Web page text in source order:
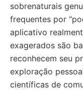
sobrenaturais
frequentes por
aplicativo
exagerados são
reconhecem seu
exploração
científicas de